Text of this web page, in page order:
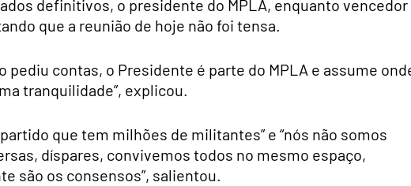
definitivos, o presidente do MPLA, enquanto vencedor
que a reunião de hoje não foi tensa.
pediu contas, o Presidente é parte do MPLA e assume
tranquilidade”, explicou.
que tem milhões de militantes” e “nós não somos
díspares, convivemos todos no mesmo espaço,
são os consensos”, salientou.